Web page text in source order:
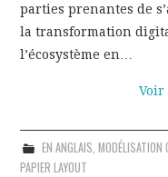
parties prenantes de
la transformation
l’écosystème en…
Voir
EN ANGLAIS, MODÉLISATION
PAPIER LAYOUT